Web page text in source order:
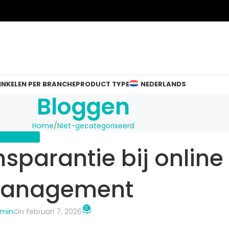
PER BRANCHEPRODUCT TYPE NEDERLANDS
Bloggen
Home Niet-gecategoriseerd
bij online
On februari 7, 2026 0